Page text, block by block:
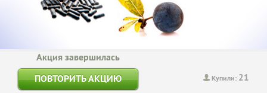
Купили: 21
Акция завершилась
ПОВТОРИТЬ АКЦИЮ